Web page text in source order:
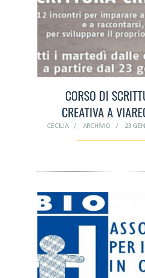
CORSO DI
CREATIVA A
CECILIA ARCHIVIO 23